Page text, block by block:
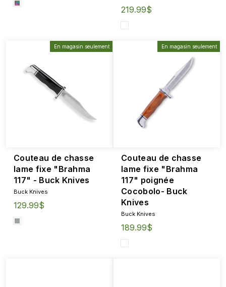
219.99$
En magasin seulement
Couteau de chasse
lame fixe "Brahma
117" - Buck Knives
Buck Knives
129.99$
En magasin seulement
Couteau de chasse
lame fixe "Brahma
117" poignée
Cocobolo- Buck
Knives
Buck Knives
189.99$